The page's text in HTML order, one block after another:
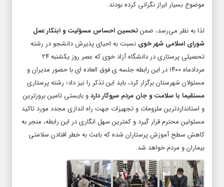
شورای اسلامی شهر خوینسبت به احیای پذیرش دانشجو در رشته
تحصیلی پرستاری در دانشگاه آزاد خوی که عصر روز یکشنبه ۲۴
مردادماه ۱۴۰۰ در این رابطه جلسه ی فوق العاده ای با حضور مدیران و
مسئولان شهرستان برگزار کرد، باید این تذکر را نیز داد؛ رشته پرستاری
مستقیما با سلامت و جان مردم سروکار دارد و بایستی تامین بروزترین
و استانداردترین ملزومات و تجهیزات جهت راه اندازی مجدد مورد تاکید
مسئولین محترم قرار گیرد و کمترین سهل انگاری در این رابطه، منجر به
کاهش سطح آموزش پرستاران شده که باعث به خطر افتادن سلامتی
بیماران و مردم خواهد شد.